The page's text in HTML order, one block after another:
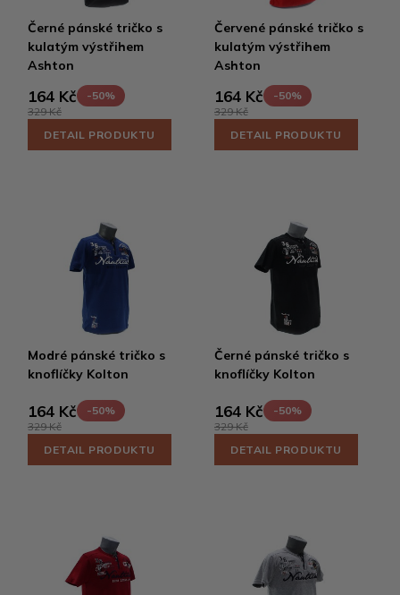
Černé pánské tričko s
kulatým výstřihem
Ashton
164 Kč
-50%
329 Kč
DETAIL PRODUKTU
Červené pánské tričko s
kulatým výstřihem
Ashton
164 Kč
-50%
329 Kč
DETAIL PRODUKTU
Modré pánské tričko s
knoflíčky Kolton
164 Kč
-50%
329 Kč
DETAIL PRODUKTU
Černé pánské tričko s
knoflíčky Kolton
164 Kč
-50%
329 Kč
DETAIL PRODUKTU